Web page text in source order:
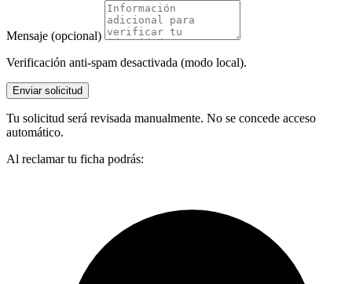
Mensaje (opcional)
Verificación anti-spam desactivada (modo local).
Enviar solicitud
Tu solicitud será revisada manualmente. No se concede acceso
automático.
Al reclamar tu ficha podrás: